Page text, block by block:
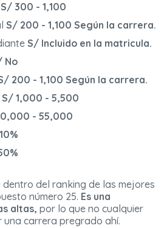
S/ 300 - 1,100
S/ 200 - 1,100 Según la carrera.
S/ Incluido en la matricula.
No
200 - 1,100 Según la carrera.
S/ 1,000 - 5,500
- 55,000
dentro del ranking de las mejores
número 25. Es una
altas, por lo que no cualquier
carrera pregrado ahí.